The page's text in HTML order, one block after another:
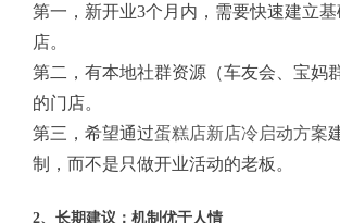
第一，新开业3个月内，需要快速建立
店。
第二，有本地社群资源（车友会、宝妈
的门店。
第三，希望通过蛋糕店新店冷启动方案
制，而不是只做开业活动的老板。
2、长期建议：机制优于人情